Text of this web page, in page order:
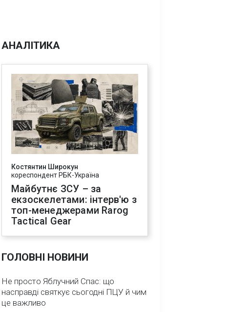
АНАЛІТИКА
Костянтин Широкун
кореспондент РБК-Україна
Майбутнє ЗСУ – за
екзоскелетами: інтерв'ю з
топ-менеджерами Rarog
Tactical Gear
ГОЛОВНІ НОВИНИ
Не просто Яблучний Спас: що
насправді святкує сьогодні ПЦУ й чим
це важливо